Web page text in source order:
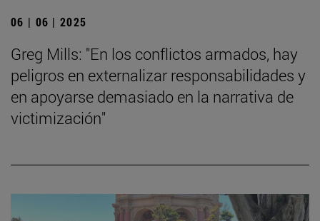
06 | 06 | 2025
Greg Mills: "En los conflictos armados, hay
peligros en externalizar responsabilidades y
en apoyarse demasiado en la narrativa de
victimización"